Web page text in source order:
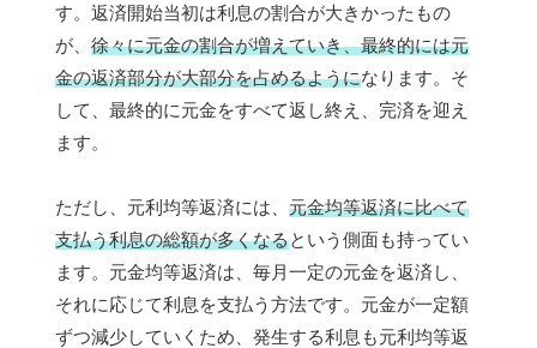
す。返済開始当初は利息の割合が大きかったもの
が、 徐々に元金の割合が増えていき、最終的には元
金の返済部分が大部分を占めるようになります。そ
して、最終的に元金をすべて返し終え、完済を迎え
ます。
ただし、元利均等返済には、 元金均等返済に比べて
支払う利息の総額が多くなるという側面も持ってい
ます。元金均等返済は、毎月一定の元金を返済し、
それに応じて利息を支払う方法です。元金が一定額
ずつ減少していくため、発生する利息も元利均等返